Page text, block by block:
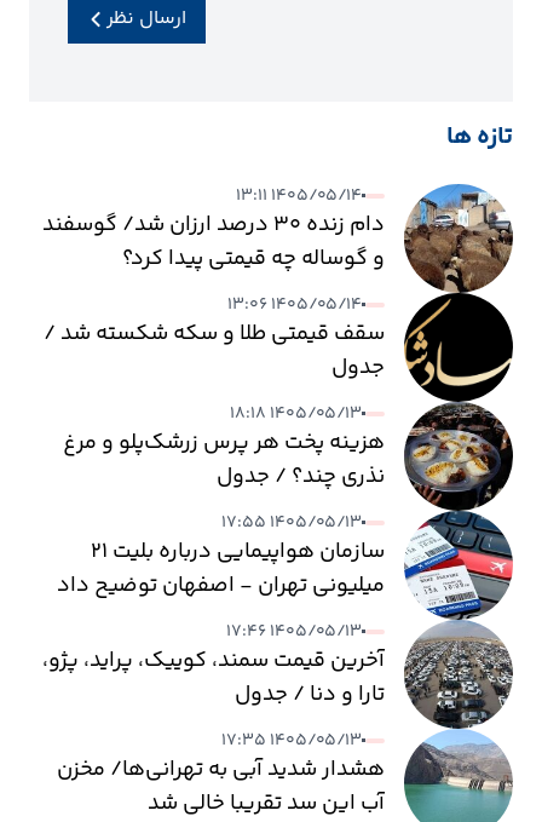
ارسال نظر
تازه ها
۱۴۰۵/۰۵/۱۴ ۱۳:۱۱
دام زنده ۳۰ درصد ارزان شد/ گوسفند
و گوساله چه قیمتی پیدا کرد؟
۱۴۰۵/۰۵/۱۴ ۱۳:۰۶
سقف قیمتی طلا و سکه شکسته شد /
جدول
۱۴۰۵/۰۵/۱۳ ۱۸:۱۸
هزینه پخت هر پرس زرشک‌پلو و مرغ
نذری چند؟ / جدول
۱۴۰۵/۰۵/۱۳ ۱۷:۵۵
سازمان هواپیمایی درباره بلیت ۲۱
میلیونی تهران - اصفهان توضیح داد
۱۴۰۵/۰۵/۱۳ ۱۷:۴۶
آخرین قیمت سمند، کوییک، پراید، پژو،
تارا و دنا / جدول
۱۴۰۵/۰۵/۱۳ ۱۷:۳۵
هشدار شدید آبی به تهرانی‌ها/ مخزن
آب این سد تقریبا خالی شد